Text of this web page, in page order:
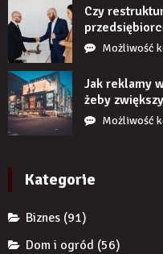
Czy
Możliwość
Jak reklamy
żeby
Możliwość
Kategorie
Biznes (91)
Dom i ogród (56)